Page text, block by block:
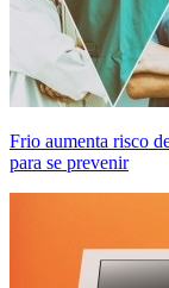
Frio aumenta risco
para se prevenir